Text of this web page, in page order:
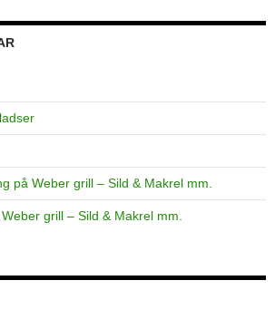
på Weber grill – Sild & Makrel mm.
grill – Sild & Makrel mm.